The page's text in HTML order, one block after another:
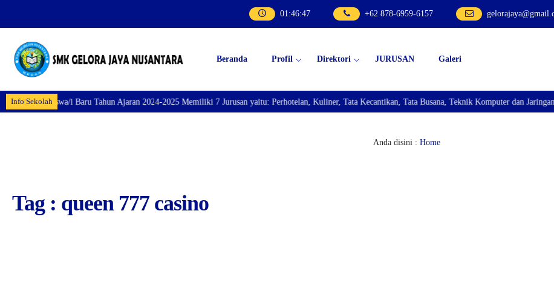
01:46:48 +62 878-6959-6157
Beranda Profil Direktori JURUSAN Galeri
Info Sekolah
Siswa/i Baru Tahun Ajaran 2024-2025 Memiliki 7 Jurusan yaitu: Perhotelan, Kuliner, Tata Kecantikan, Tata Busana, Teknik Komputer dan Jaringan,
Anda disini : Home
Tag : queen 777 casino